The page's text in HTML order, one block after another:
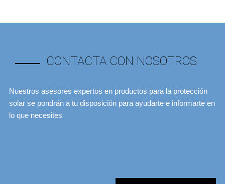
CONTACTA CON NOSOTROS
Nuestros asesores expertos en productos para la protección
solar se pondrán a tu disposición para ayudarte e informarte en
lo que necesites